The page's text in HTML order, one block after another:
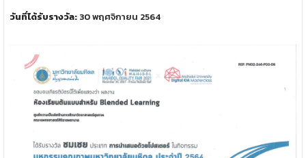
วันที่ได้รับรางวัล: 30 พฤศจิกายน 2564